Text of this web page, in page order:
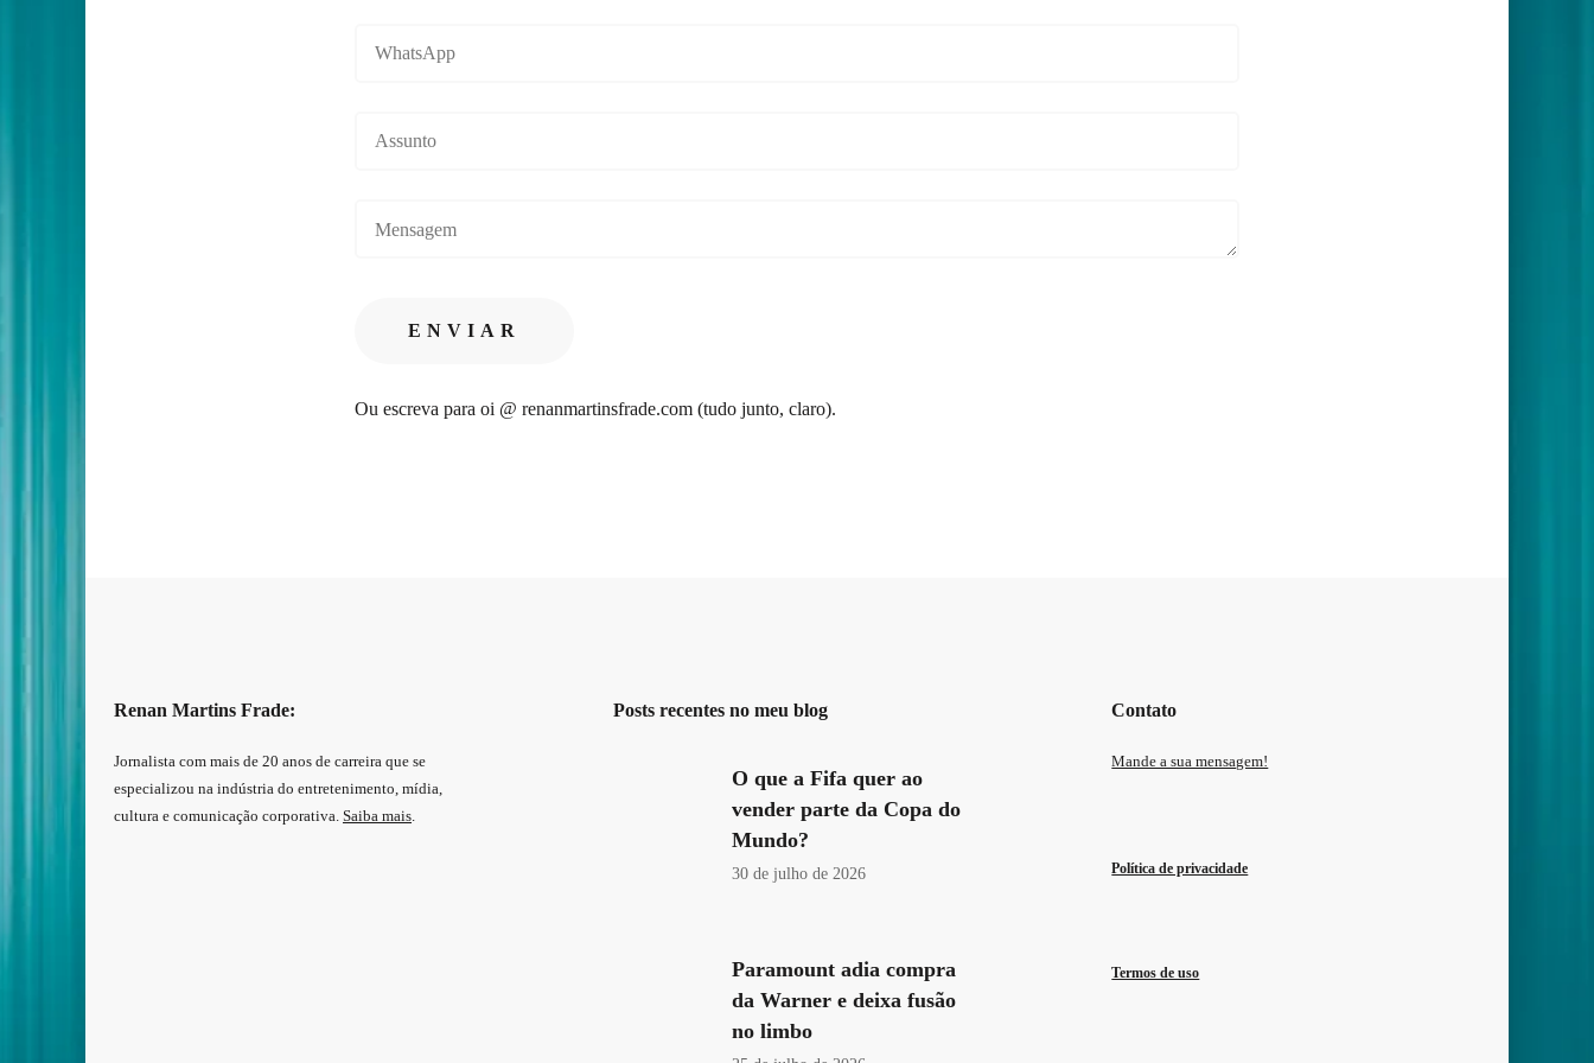
Ou escreva para oi @ renanmartinsfrade.com (tudo junto, claro).
Renan Martins Frade:
Jornalista com mais de 20 anos de carreira que se
especializou na indústria do entretenimento, mídia,
cultura e comunicação corporativa. Saiba mais
Posts recentes no meu blog
O que a Fifa quer ao
vender parte da Copa do
Mundo?
30 de julho de 2026
Paramount adia compra
da Warner e deixa fusão
no limbo
Contato
Mande a sua mensagem!
Política de privacidade
Termos de uso